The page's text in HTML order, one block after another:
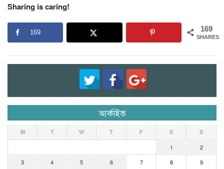
Sharing is caring!
169
SHARES
169
আর্কাইভ
M T W T F S S
1
2
3
4 5 6 7 8
9